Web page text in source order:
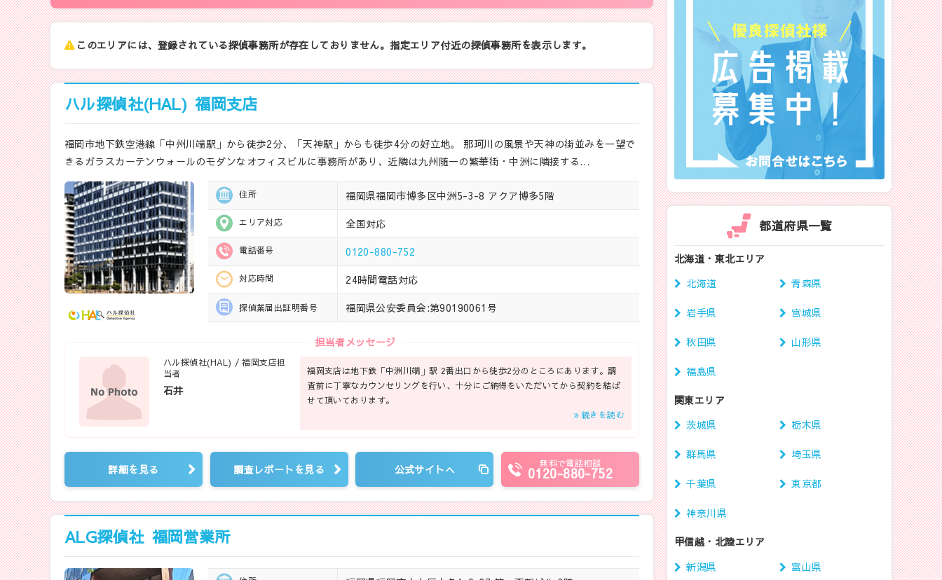
このエリアには、登録されている探偵事務所が存在しておりません。指定エリア付近の探偵事務所を表示します。
ハル探偵社(HAL) 福岡支店
福岡市地下鉄空港線「中州川端駅」から徒歩2分、「天神駅」からも徒歩4分の好立地。 那珂川の風景や天神の街並みを一望で
きるガラスカーテンウォールのモダンなオフィスビルに事務所があり、近隣は九州随一の繁華街・中洲に隣接する…
住所 福岡県福岡市博多区中洲5-3-8 アクア博多5階
エリア対応 全国対応
電話番号 0120-880-752
対応時間 24時間電話対応
探偵業届出証明番号 福岡県公安委員会:第90190061号
担当者メッセージ
ハル探偵社(HAL) / 福岡支店担
当者
石井
福岡支店は地下鉄「中洲川端」駅 2番出口から徒歩2分のところにあります。調
査前に丁寧なカウンセリングを行い、十分にご納得をいただいてから契約を結ば
せて頂いております。
続きを読む
詳細を見る 調査レポートを見る 公式サイトへ 無料で電話相談
0120-880-752
ALG探偵社 福岡営業所
都道府県一覧
北海道・東北エリア
北海道
青森県
岩手県 宮城県
秋田県 山形県
福島県
関東エリア
茨城県
栃木県
群馬県 埼玉県
千葉県 東京都
神奈川県
甲信越・北陸エリア
新潟県
富山県